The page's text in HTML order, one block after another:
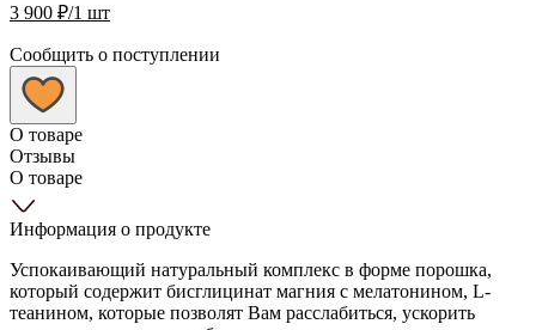
3 900 ₽/1 шт
Сообщить о поступлении
О товаре
Отзывы
О товаре
Информация о продукте
Успокаивающий натуральный комплекс в форме порошка,
который содержит бисглицинат магния с мелатонином, L-
теанином, которые позволят Вам расслабиться, ускорить